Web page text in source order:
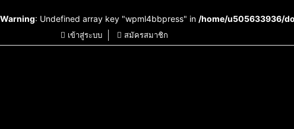
Warning: Undefined array key "wpml4bbpress" in /home/u505633936/
เข้าสู่ระบบ สมัครสมาชิก